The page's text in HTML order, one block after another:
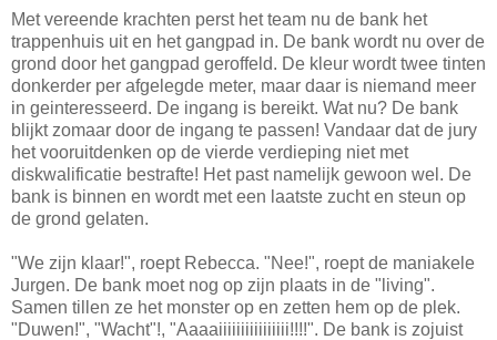
Met vereende krachten perst het team nu de bank het
trappenhuis uit en het gangpad in. De bank wordt nu over de
grond door het gangpad geroffeld. De kleur wordt twee tinten
donkerder per afgelegde meter, maar daar is niemand meer
in geinteresseerd. De ingang is bereikt. Wat nu? De bank
blijkt zomaar door de ingang te passen! Vandaar dat de jury
het vooruitdenken op de vierde verdieping niet met
diskwalificatie bestrafte! Het past namelijk gewoon wel. De
bank is binnen en wordt met een laatste zucht en steun op
de grond gelaten.
"We zijn klaar!", roept Rebecca. "Nee!", roept de maniakele
Jurgen. De bank moet nog op zijn plaats in de "living".
Samen tillen ze het monster op en zetten hem op de plek.
"Duwen!", "Wacht"!, "Aaaaiiiiiiiiiiiiiiii!!!!". De bank is zojuist